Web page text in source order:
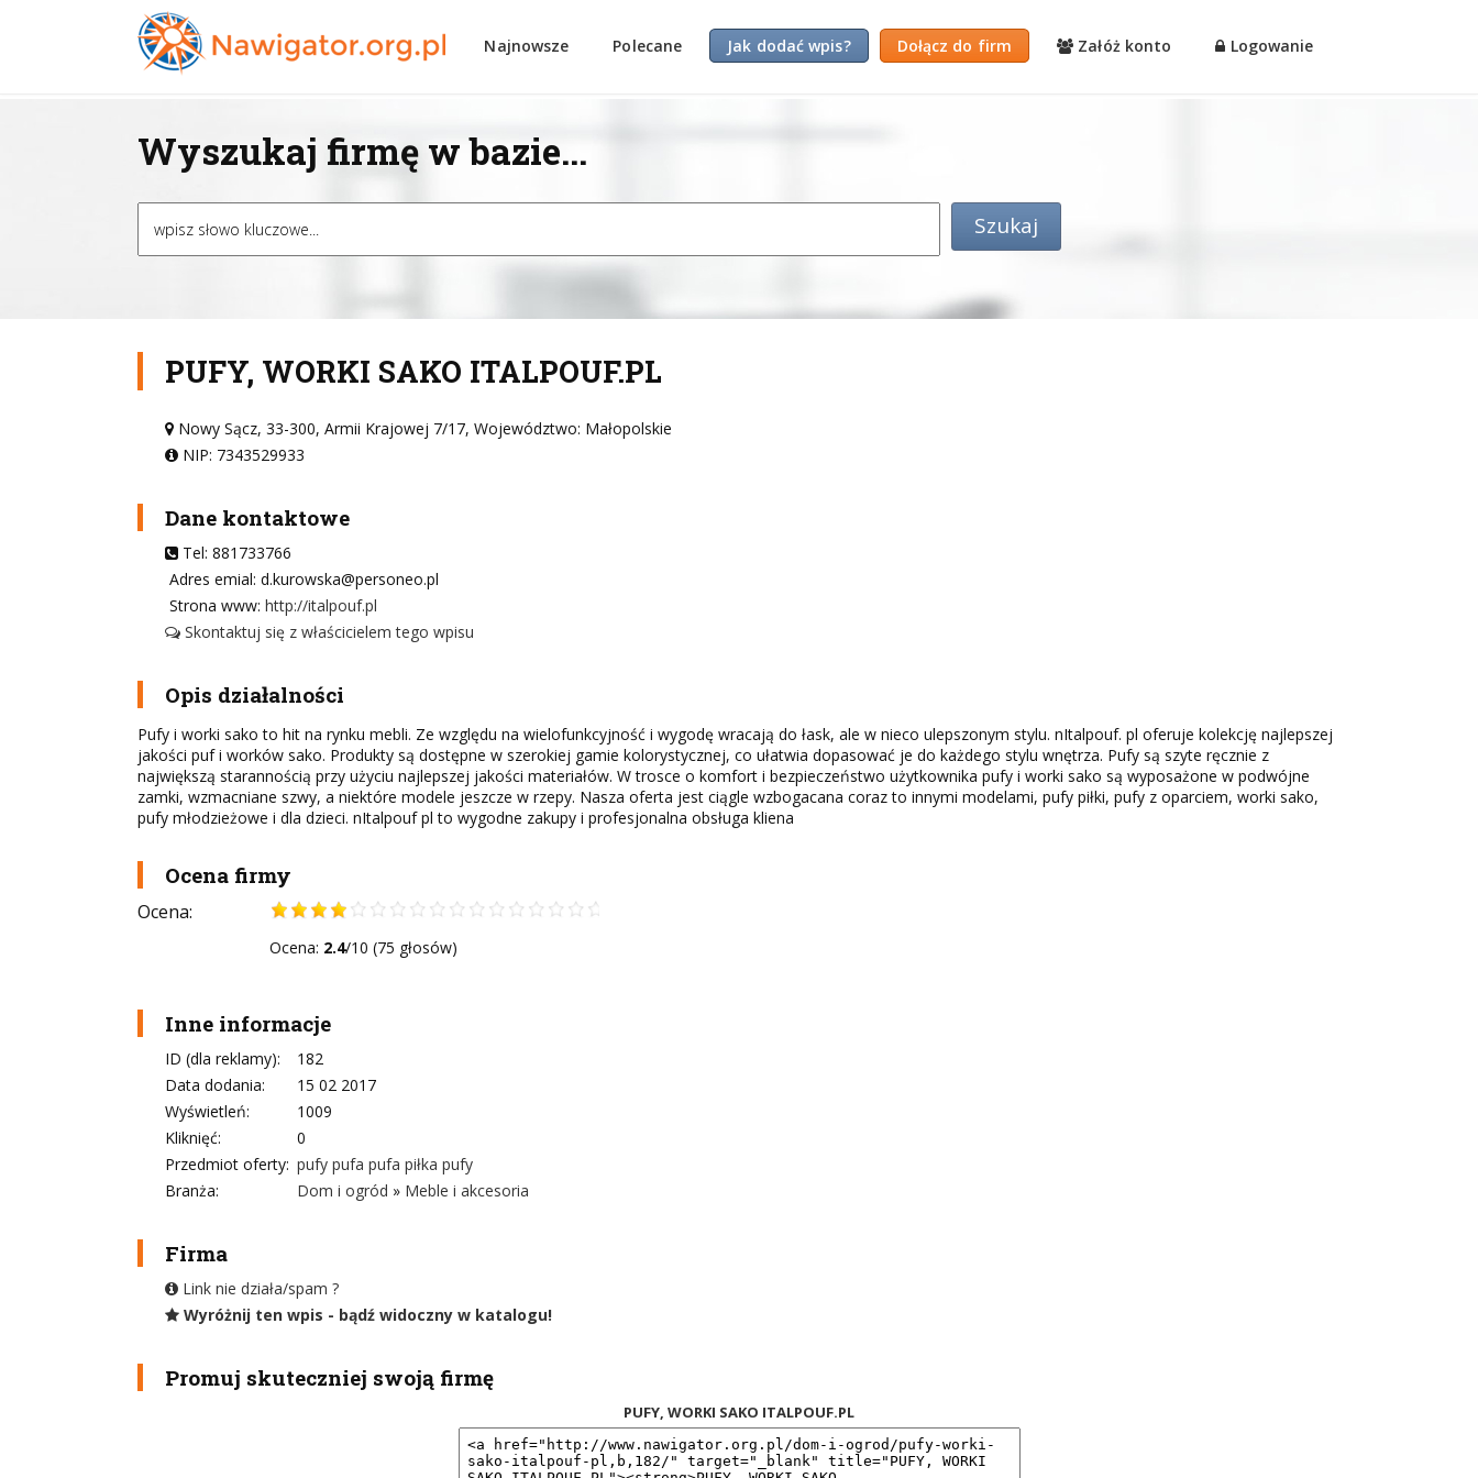
Najnowsze Polecane Jak dodać wpis? Dołącz do firm Załóż konto Logowanie
Wyszukaj firmę w bazie...
PUFY, WORKI SAKO ITALPOUF.PL
Nowy Sącz, 33-300, Armii Krajowej 7/17, Województwo: Małopolskie
NIP: 7343529933
Dane kontaktowe
Tel: 881733766
Adres emial: d.kurowska@personeo.pl
Strona www: http://italpouf.pl
Skontaktuj się z właścicielem tego wpisu
Opis działalności
Pufy i worki sako to hit na rynku mebli. Ze względu na wielofunkcyjność i wygodę wracają do łask, ale w nieco ulepszonym stylu. nItalpouf. pl oferuje kolekcję najlepszej
jakości puf i worków sako. Produkty są dostępne w szerokiej gamie kolorystycznej, co ułatwia dopasować je do każdego stylu wnętrza. Pufy są szyte ręcznie z
największą starannością przy użyciu najlepszej jakości materiałów. W trosce o komfort i bezpieczeństwo użytkownika pufy i worki sako są wyposażone w podwójne
zamki, wzmacniane szwy, a niektóre modele jeszcze w rzepy. Nasza oferta jest ciągle wzbogacana coraz to innymi modelami, pufy piłki, pufy z oparciem, worki sako,
pufy młodzieżowe i dla dzieci. nItalpouf pl to wygodne zakupy i profesjonalna obsługa kliena
Ocena firmy
Ocena:
Ocena: 2.4/10 (75 głosów)
Inne informacje
ID (dla reklamy):
182
Data dodania:
15 02 2017
Wyświetleń:
1009
Kliknięć:
0
Przedmiot oferty: pufy pufa pufa piłka pufy
Branża:
Dom i ogród » Meble i akcesoria
Firma
Link nie działa/spam ?
Wyróżnij ten wpis - bądź widoczny w katalogu!
Promuj skuteczniej swoją firmę
PUFY, WORKI SAKO ITALPOUF.PL